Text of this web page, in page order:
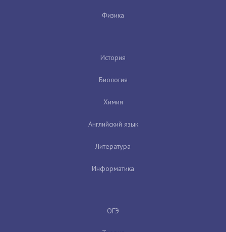
Физика
История
Биология
Химия
Английский язык
Литература
Информатика
ОГЭ